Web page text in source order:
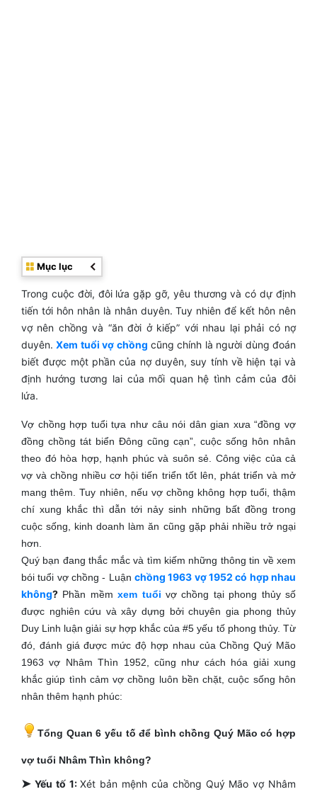
Mục lục
Trong cuộc đời, đôi lứa gặp gỡ, yêu thương và có dự định
tiến tới hôn nhân là nhân duyên. Tuy nhiên để kết hôn nên
vợ nên chồng và “ăn đời ở kiếp” với nhau lại phải có nợ
duyên.Xem tuổi vợ chồng cũng chính là người dùng đoán
biết được một phần của nợ duyên, suy tính về hiện tại và
định hướng tương lai của mối quan hệ tình cảm của đôi
lứa.
Vợ chồng hợp tuổi tựa như câu nói dân gian xưa “đồng vợ
đồng chồng tát biển Đông cũng cạn”, cuộc sống hôn nhân
theo đó hòa hợp, hạnh phúc và suôn sẻ. Công việc của cả
vợ và chồng nhiều cơ hội tiến triển tốt lên, phát triển và mở
mang thêm. Tuy nhiên, nếu vợ chồng không hợp tuổi, thậm
chí xung khắc thì dẫn tới nảy sinh những bất đồng trong
cuộc sống, kinh doanh làm ăn cũng gặp phải nhiều trở ngại
hơn.
Quý bạn đang thắc mắc và tìm kiếm những thông tin về xem
bói tuổi vợ chồng - Luận chồng 1963 vợ 1952 có hợp nhau
không? Phần mềmxem tuổi vợ chồng tại phong thủy số
được nghiên cứu và xây dựng bởi chuyên gia phong thủy
Duy Linh luận giải sự hợp khắc của #5 yếu tố phong thủy. Từ
đó, đánh giá được mức độ hợp nhau của Chồng Quý Mão
1963 vợ Nhâm Thìn 1952, cũng như cách hóa giải xung
khắc giúp tình cảm vợ chồng luôn bền chặt, cuộc sống hôn
nhân thêm hạnh phúc:
Tổng Quan 6 yếu tố để bình chồng Quý Mão có hợp
vợ tuổi Nhâm Thìn không?
➤ Yếu tố 1:Xét bản mệnh của chồng Quý Mão vợ Nhâm